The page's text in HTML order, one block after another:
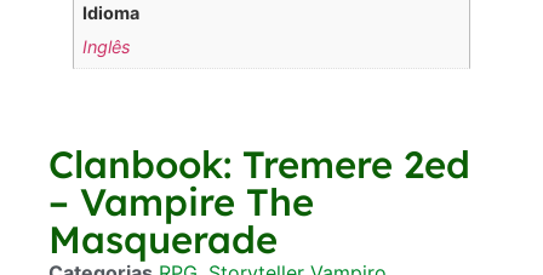
Idioma
Inglês
Clanbook: Tremere 2ed
– Vampire The
Masquerade